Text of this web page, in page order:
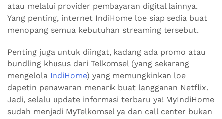
atau melalui provider pembayaran digital lainnya.
Yang penting, internet IndiHome loe siap sedia buat
menopang semua kebutuhan streaming tersebut.
Penting juga untuk diingat, kadang ada promo atau
bundling khusus dari Telkomsel (yang sekarang
mengelola IndiHome) yang memungkinkan loe
dapetin penawaran menarik buat langganan Netflix.
Jadi, selalu update informasi terbaru ya! MyIndiHome
sudah menjadi MyTelkomsel ya dan call center bukan